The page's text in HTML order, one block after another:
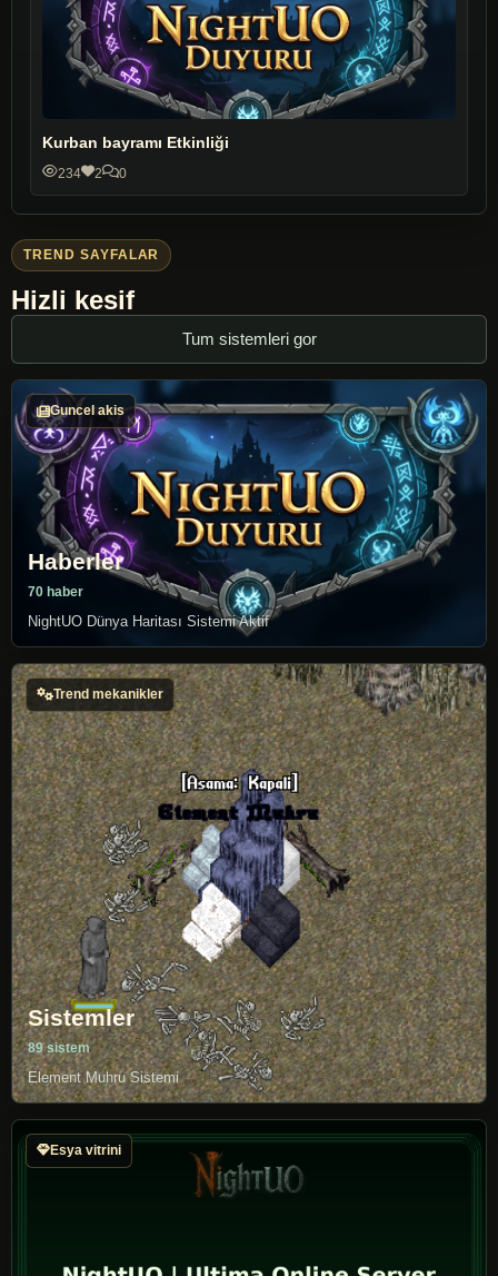
Kurban bayramı Etkinliği
234 2 0
TREND SAYFALAR
Hizli kesif
Tum sistemleri gor
Guncel akis
Haberler
70 haber
NightUO Dünya Haritası Sistemi Aktif
Trend mekanikler
Sistemler
89 sistem
Element Muhru Sistemi
Esya vitrini